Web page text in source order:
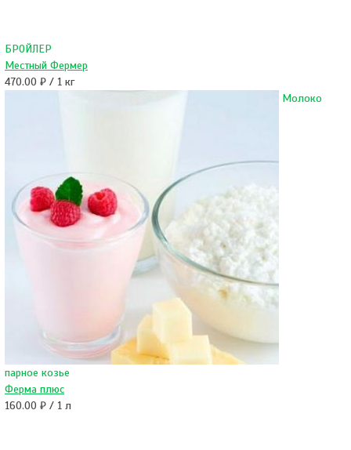
БРОЙЛЕР
Местный Фермер
470.00 ₽ / 1 кг
Молоко
парное козье
Ферма плюс
160.00 ₽ / 1 л